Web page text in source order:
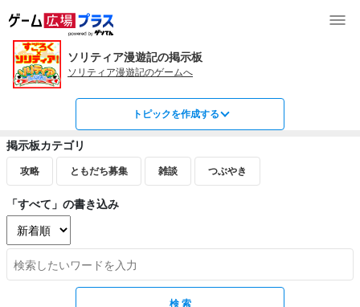
ソリティア漫遊記の掲示板
ソリティア漫遊記のゲームへ
トピックを作成する
掲示板カテゴリ
攻略 ともだち募集 雑談 つぶやき
「すべて」の書き込み